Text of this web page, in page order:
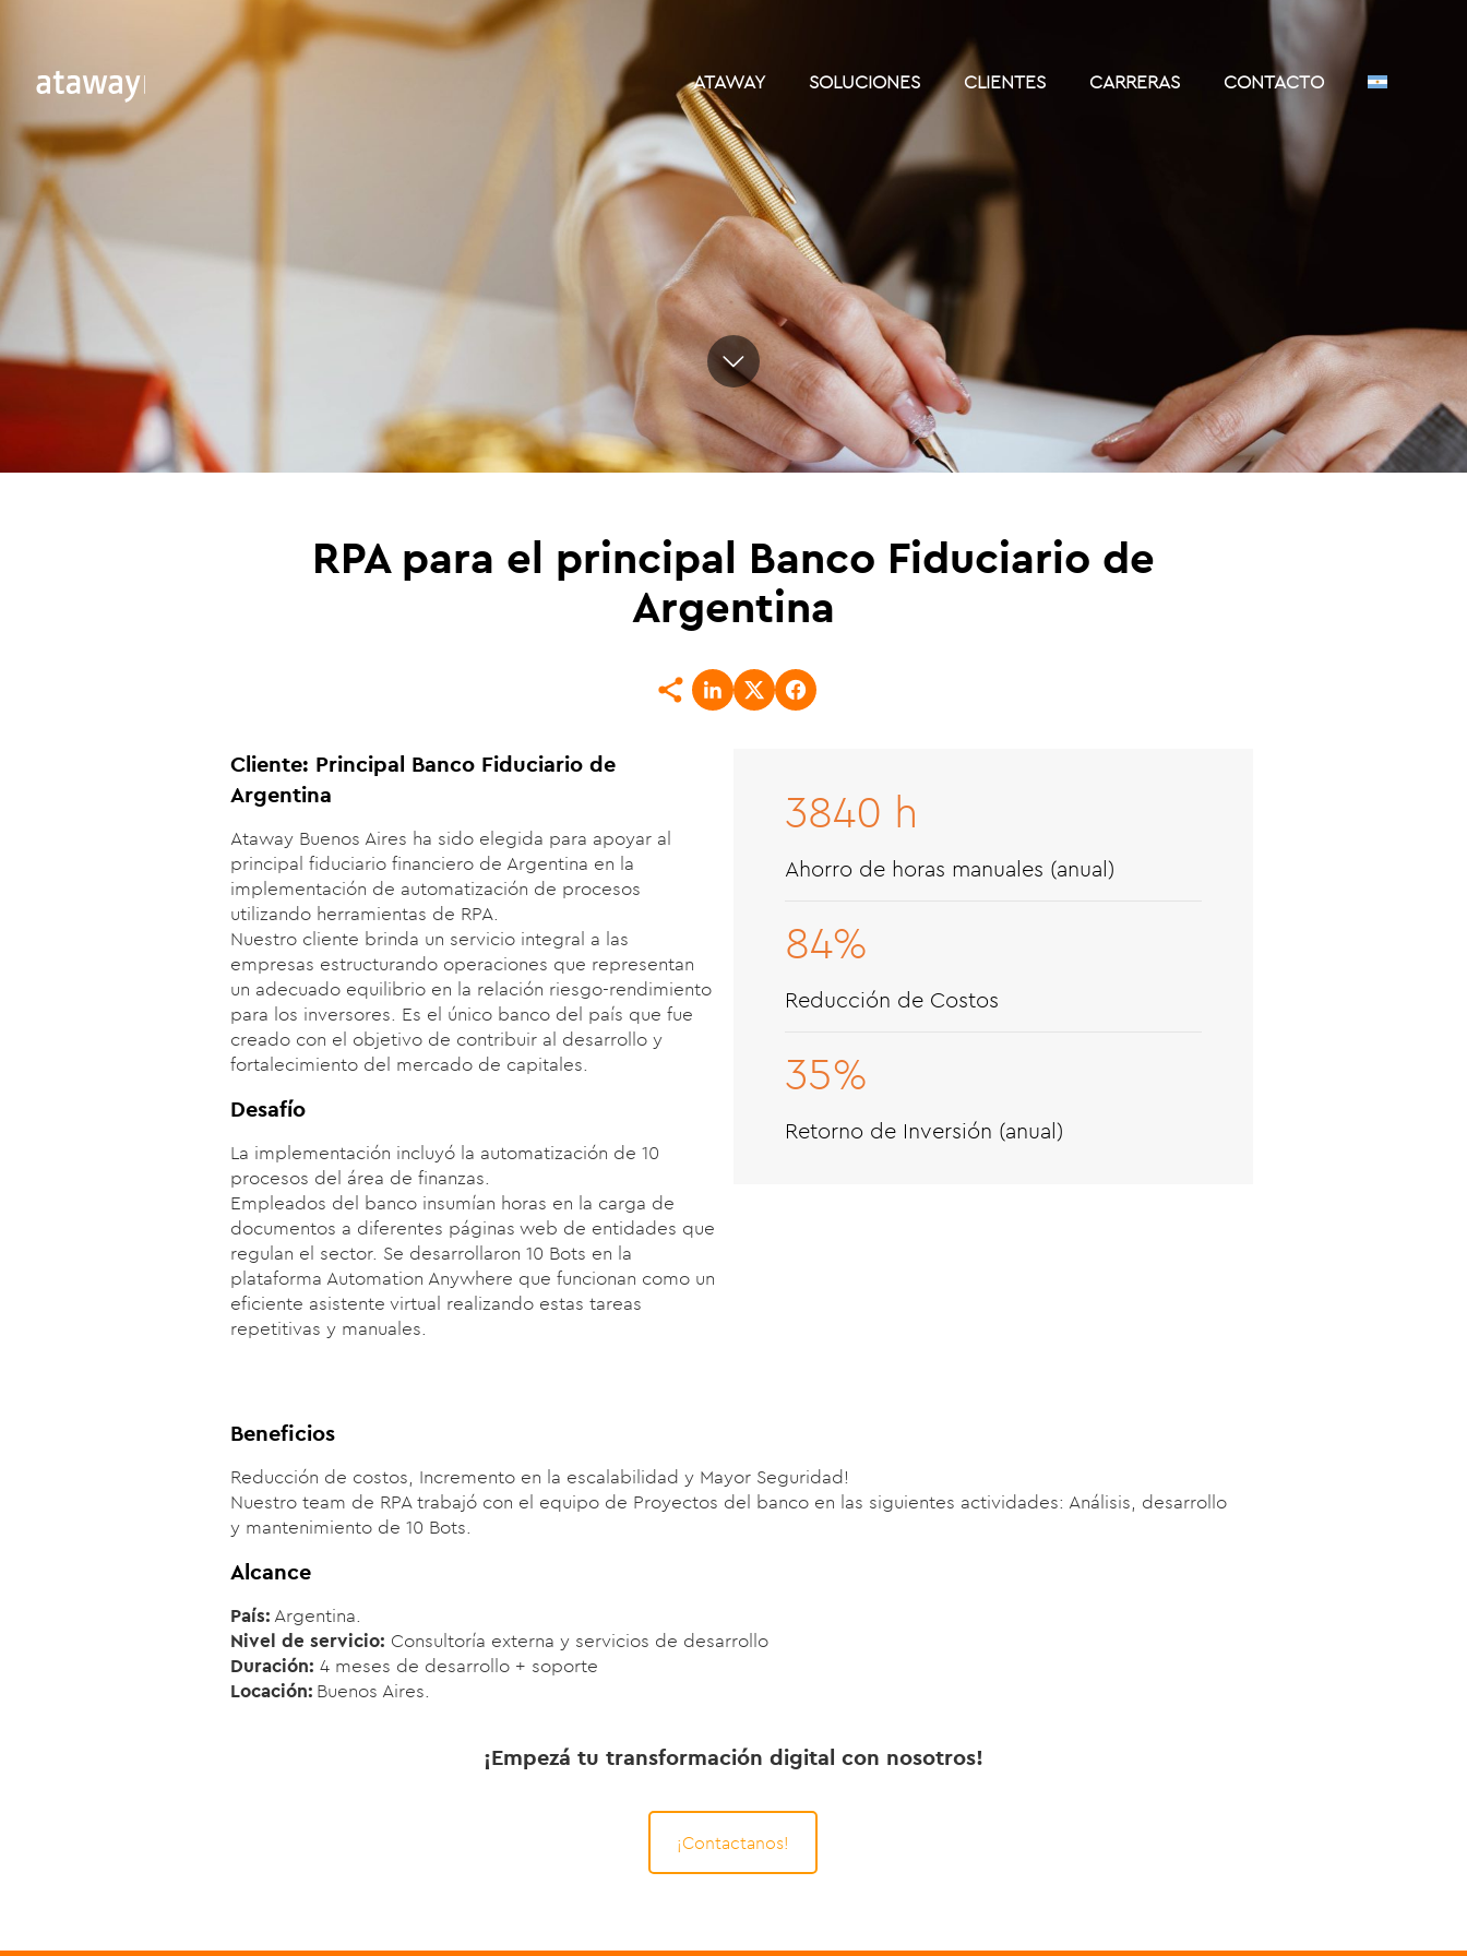
ATAWAY SOLUCIONES CLIENTES CARRERAS CONTACTO
RPA para el principal Banco Fiduciario de
Argentina
Cliente: Principal Banco Fiduciario de
Argentina
Ataway Buenos Aires ha sido elegida para apoyar al
principal fiduciario financiero de Argentina en la
implementación de automatización de procesos
utilizando herramientas de RPA.
Nuestro cliente brinda un servicio integral a las
empresas estructurando operaciones que representan
un adecuado equilibrio en la relación riesgo-rendimiento
para los inversores. Es el único banco del país que fue
creado con el objetivo de contribuir al desarrollo y
fortalecimiento del mercado de capitales.
Desafío
La implementación incluyó la automatización de 10
procesos del área de finanzas.
Empleados del banco insumían horas en la carga de
documentos a diferentes páginas web de entidades que
regulan el sector. Se desarrollaron 10 Bots en la
plataforma Automation Anywhere que funcionan como un
eficiente asistente virtual realizando estas tareas
repetitivas y manuales.
3840 h
Ahorro de horas manuales (anual)
84%
Reducción de Costos
35%
Retorno de Inversión (anual)
Beneficios
Reducción de costos, Incremento en la escalabilidad y Mayor Seguridad!
Nuestro team de RPA trabajó con el equipo de Proyectos del banco en las siguientes actividades: Análisis, desarrollo
y mantenimiento de 10 Bots.
Alcance
País:Argentina.
Nivel de servicio: Consultoría externa y servicios de desarrollo
Duración: 4 meses de desarrollo + soporte
Locación: Buenos Aires.
¡Empezá tu transformación digital con nosotros!
¡Contactanos!